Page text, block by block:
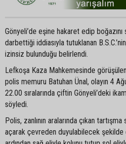
Gönyeli’de eşine hakaret edip
darbettiği iddiasıyla tutuklanan
izinsiz bulunduğu belirlendi.
Lefkoşa Kaza Mahkemesinde
polis memuru Batuhan Ünal, olayın 4
22.00 sıralarında çiftin Gönyeli’deki
söyledi.
Polis, zanlının aralarında çıkan tartışma
açarak çevreden duyulabilecek